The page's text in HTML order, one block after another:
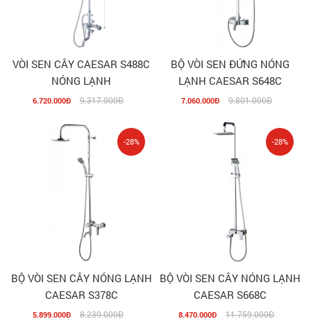
VÒI SEN CÂY CAESAR S488C
NÓNG LẠNH
6.720.000Đ 9.317.000Đ
BỘ VÒI SEN ĐỨNG NÓNG
LẠNH CAESAR S648C
7.060.000Đ 9.801.000Đ
BỘ VÒI SEN CÂY NÓNG LẠNH
CAESAR S378C
5.899.000Đ 8.239.000Đ
-28%
BỘ VÒI SEN CÂY NÓNG LẠNH
CAESAR S668C
8.470.000Đ 11.759.000Đ
-28%